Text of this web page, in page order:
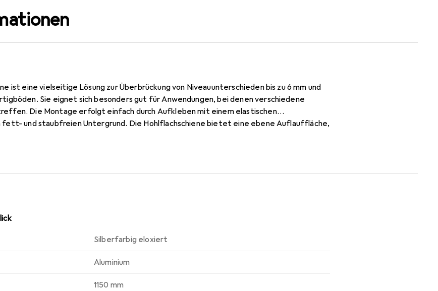
ist eine vielseitige Lösung zur Überbrückung von Niveauunterschieden bis zu 6 mm und
Sie eignet sich besonders gut für Anwendungen, bei denen verschiedene
Die Montage erfolgt einfach durch Aufkleben mit einem elastischen
und staubfreien Untergrund. Die Hohlflachschiene bietet eine ebene Auflauffläche,
Schiene ist aus hochwertigem Aluminium gefertigt und farblos eloxiert, was ihr eine
Gegebenheiten.
Silberfarbig eloxiert
Aluminium
1150 mm